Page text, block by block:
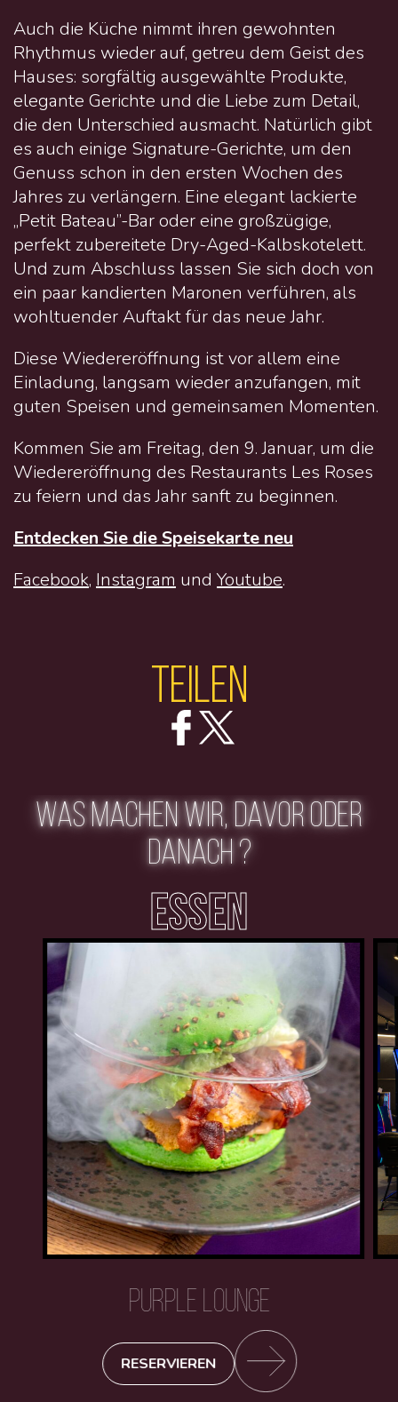
Auch die Küche nimmt ihren gewohnten
Rhythmus wieder auf, getreu dem Geist des
Hauses: sorgfältig ausgewählte Produkte,
elegante Gerichte und die Liebe zum Detail,
die den Unterschied ausmacht. Natürlich gibt
es auch einige Signature-Gerichte, um den
Genuss schon in den ersten Wochen des
Jahres zu verlängern. Eine elegant lackierte
„Petit Bateau”-Bar oder eine großzügige,
perfekt zubereitete Dry-Aged-Kalbskotelett.
Und zum Abschluss lassen Sie sich doch von
ein paar kandierten Maronen verführen, als
wohltuender Auftakt für das neue Jahr.
Diese Wiedereröffnung ist vor allem eine
Einladung, langsam wieder anzufangen, mit
guten Speisen und gemeinsamen Momenten.
Kommen Sie am Freitag, den 9. Januar, um die
Wiedereröffnung des Restaurants Les Roses
zu feiern und das Jahr sanft zu beginnen.
Entdecken Sie die Speisekarte neu
Facebook, Instagram und Youtube.
Teilen
WAS MACHEN WIR, DAVOR ODER
DANACH ?
ESSEN
PURPLE LOUNGE
RESERVIEREN